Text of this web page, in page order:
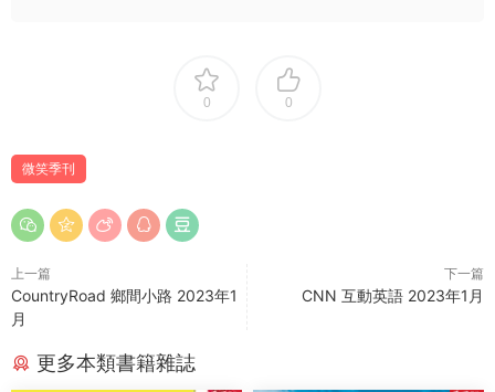
0 0
微笑季刊
上一篇
CountryRoad 鄉間小路 2023年1
月
下一篇
CNN 互動英語 2023年1月
更多本類書籍雜誌